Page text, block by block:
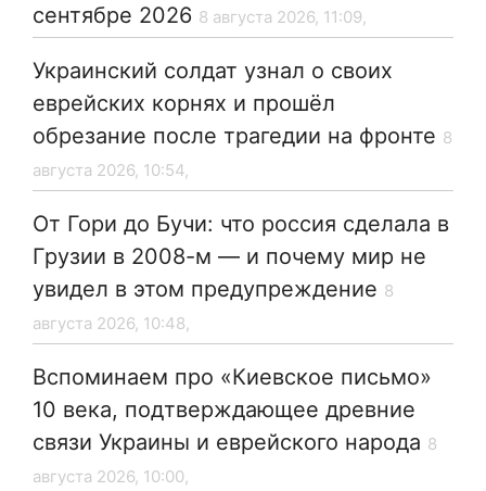
сентябре 2026 8 августа 2026, 11:09,
Украинский солдат узнал о своих
еврейских корнях и прошёл
обрезание после трагедии на фронте 8
августа 2026, 10:54,
От Гори до Бучи: что россия сделала в
Грузии в 2008-м — и почему мир не
увидел в этом предупреждение 8
августа 2026, 10:48,
Вспоминаем про «Киевское письмо»
10 века, подтверждающее древние
связи Украины и еврейского народа 8
августа 2026, 10:00,